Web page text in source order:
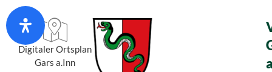
Digitaler Ortsplan
Gars a.Inn